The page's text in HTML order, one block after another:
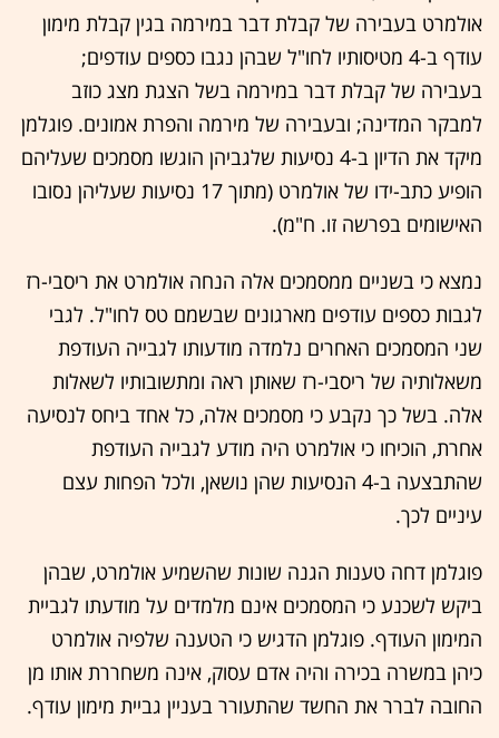
אולמרט בעבירה של קבלת דבר במירמה בגין קבלת מימון
עודף ב-4 מטיסותיו לחו"ל שבהן נגבו כספים עודפים;
בעבירה של קבלת דבר במירמה בשל הצגת מצג כוזב
למבקר המדינה; ובעבירה של מירמה והפרת אמונים. פוגלמן
מיקד את הדיון ב-4 נסיעות שלגביהן הוגשו מסמכים שעליהם
הופיע כתב-ידו של אולמרט (מתוך 17 נסיעות שעליהן נסובו
האישומים בפרשה זו. ח"מ).
נמצא כי בשניים ממסמכים אלה הנחה אולמרט את ריסבי-רז
לגבות כספים עודפים מארגונים שבשמם טס לחו"ל. לגבי
שני המסמכים האחרים נלמדה מודעותו לגבייה העודפת
משאלותיה של ריסבי-רז שאותן ראה ומתשובותיו לשאלות
אלה. בשל כך נקבע כי מסמכים אלה, כל אחד ביחס לנסיעה
אחרת, הוכיחו כי אולמרט היה מודע לגבייה העודפת
שהתבצעה ב-4 הנסיעות שהן נושאן, ולכל הפחות עצם
עיניים לכך.
פוגלמן דחה טענות הגנה שונות שהשמיע אולמרט, שבהן
ביקש לשכנע כי המסמכים אינם מלמדים על מודעתו לגביית
המימון העודף. פוגלמן הדגיש כי הטענה שלפיה אולמרט
כיהן במשרה בכירה והיה אדם עסוק, אינה משחררת אותו מן
החובה לברר את החשד שהתעורר בעניין גביית מימון עודף.